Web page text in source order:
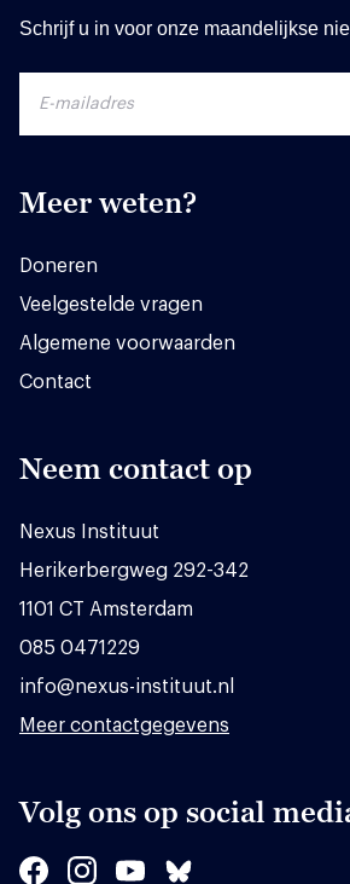
Schrijf u in voor onze maandelijkse
Meer weten?
Doneren
Veelgestelde vragen
Algemene voorwaarden
Contact
Neem contact op
Nexus Instituut
Herikerbergweg 292-342
1101 CT Amsterdam
085 0471229
info@nexus-instituut.nl
Meer contactgegevens
Volg ons op social